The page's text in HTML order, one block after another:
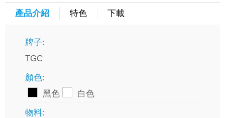
產品介紹 特色 下載
牌子:
TGC
顏色:
黑色
白色
物料: